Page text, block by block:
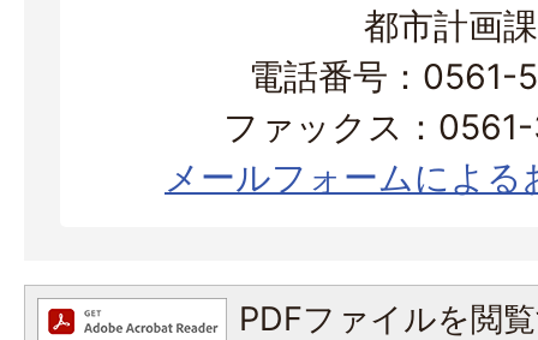
都市計画課
電話番号：0561-
ファックス：
メールフォームによる
PDFファイルを閲